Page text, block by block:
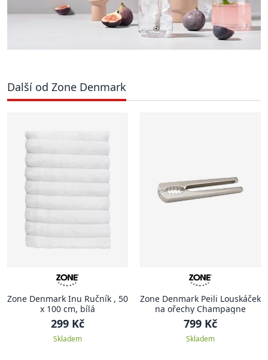
Další od Zone Denmark
Zone Denmark Inu Ručník , 50
x 100 cm, bílá
299 Kč
Skladem
Zone Denmark Peili Louskáček
na ořechy Champagne
799 Kč
Skladem